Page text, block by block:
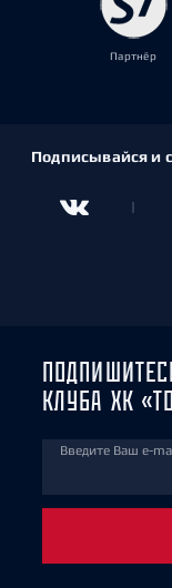
Партнёр
Подписывайся и
КЛУБА ХК
Введите Ваш e-